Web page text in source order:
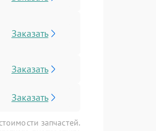
Заказать
Заказать
Заказать
запчастей.